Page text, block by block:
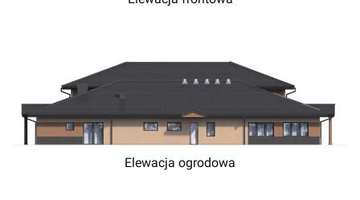
Elewacja ogrodowa